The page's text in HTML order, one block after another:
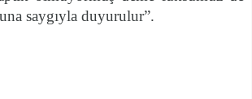
saygıyla duyurulur”.